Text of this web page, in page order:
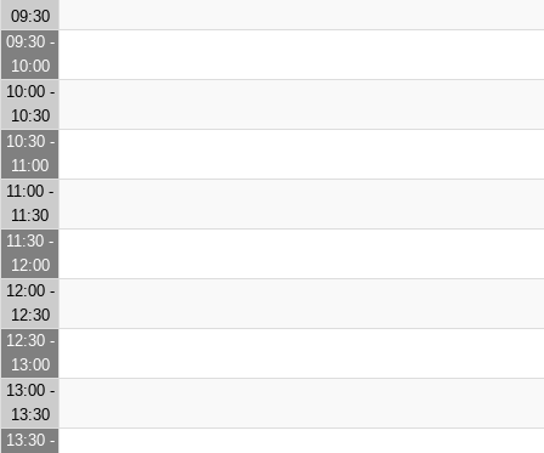
09:30
09:30 -
10:00
10:00 -
10:30
10:30 -
11:00
11:00 -
11:30
11:30 -
12:00
12:00 -
12:30
12:30 -
13:00
13:00 -
13:30
13:30 -